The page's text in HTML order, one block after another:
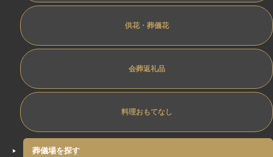
供花・葬儀花
会葬返礼品
料理おもてなし
葬儀場を探す